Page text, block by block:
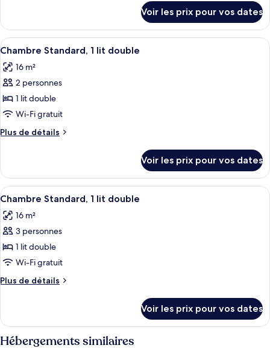
Chambre
Standard,
2
lits
une
place
le
type
de
Chambre
Standard,
lits
une
Voir les prix pour vos dates
Afficher
toutes
les
photos
pour
ce
type
de
Chambre
Standard,
1
lit
double
Une chambre d’hôtel avec un
9
Chambre Standard, 1 lit double
16 m²
2 personnes
1 lit double
Wi-Fi gratuit
Plus de détails
Plus
le
type
de
Chambre
Standard,
lit
double
Voir les prix pour vos dates
Afficher
toutes
les
photos
pour
ce
type
de
Chambre
Standard,
1
Une chambre d’hôtel avec un lit,
8
Chambre Standard, 1 lit double
16 m²
3 personnes
1 lit double
Wi-Fi gratuit
Plus de détails
Plus
le
type
de
Voir les prix pour vos dates
Hébergements similaires